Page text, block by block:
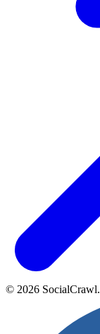
© 2026 SocialCrawl.